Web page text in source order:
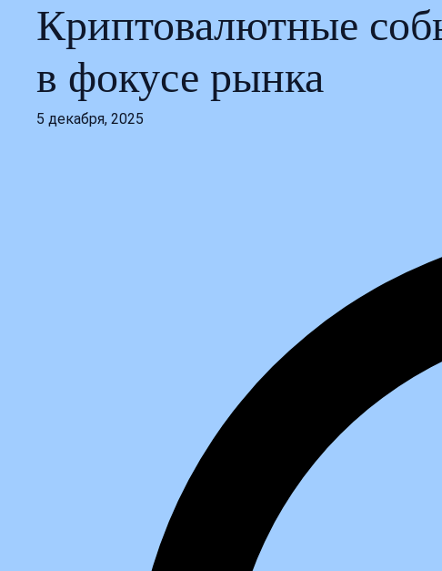
Криптовалютные
в фокусе рынка
5 декабря, 2025